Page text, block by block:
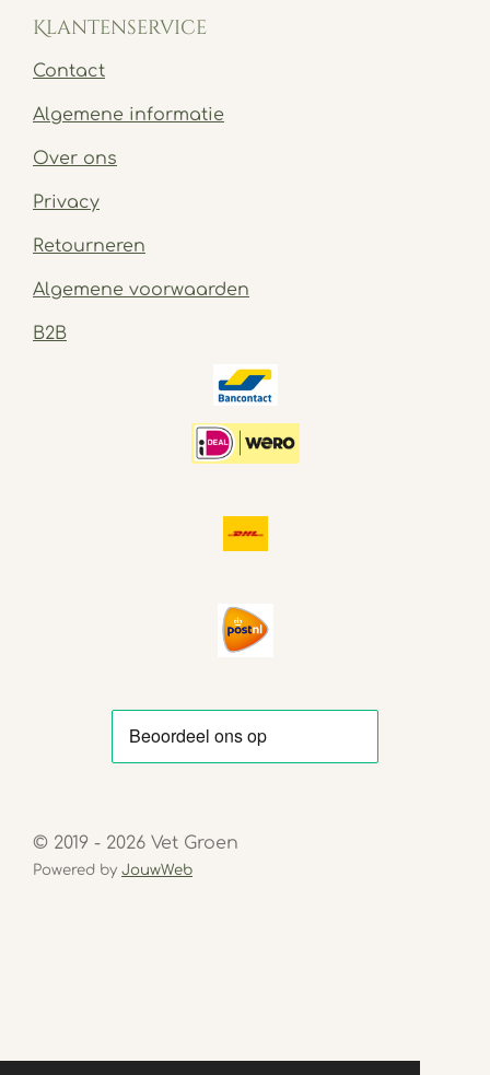
Klantenservice
Contact
Algemene informatie
Over ons
Privacy
Retourneren
Algemene voorwaarden
B2B
© 2019 - 2026 Vet Groen
Powered by JouwWeb